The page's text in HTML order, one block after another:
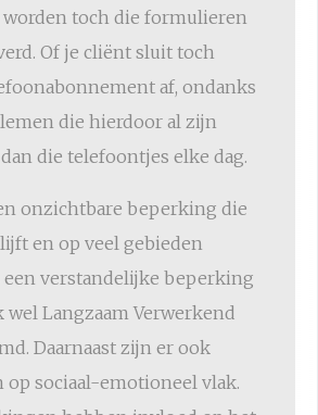
toch die formulieren
Of je cliënt sluit toch
af, ondanks
die hierdoor al zijn
die telefoontjes elke dag.
onzichtbare beperking die
en op veel gebieden
een verstandelijke beperking
Langzaam Verwerkend
Daarnaast zijn er ook
sociaal-emotioneel vlak.